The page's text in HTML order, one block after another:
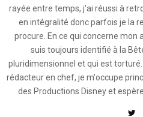
rayée entre temps, j'ai réussi à
en intégralité donc parfois je la
procure. En ce qui concerne mon
suis toujours identifié à la
pluridimensionnel et qui est
rédacteur en chef, je m'occupe
des Productions Disney et